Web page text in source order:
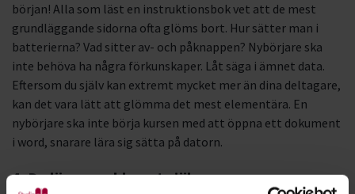
början! Alla som läst en instruktionsbok vet att de mest
grundläggande sidorna ofta glöms bort. Hur sätter man i
batterierna? Vad sitter av- och påknappen? Nybörjare ska
inte behöva ha några förkunskaper. Låt säga i ämnet data.
Eftersom du själv kan extremt mycket mer än dina deltagare,
kan det vara lätt att glömma det mest elementära. En
nybörjare ska inte börja kursen med att öppna ett dokument
i word, snarare lära sig sätta på datorn.
4. Du löser problemet själv